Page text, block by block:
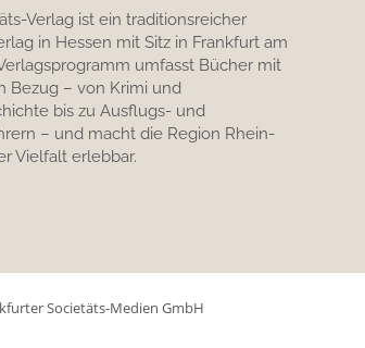
Verlag ist ein traditionsreicher
in Hessen mit Sitz in Frankfurt am
umfasst Bücher mit
Bezug – von Krimi und
bis zu Ausflugs- und
– und macht die Region Rhein-
Vielfalt erlebbar.
Societäts-Medien GmbH